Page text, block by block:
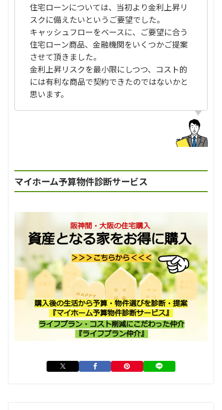
住宅ローンについては、当初より金利上昇リ
スクに備えたいというご要望でした。
キャッシュフローをベースに、ご要望に合う
住宅ローン商品、金融機関をいくつかご提案
させて頂きました。
金利上昇リスクを最小限にしつつ、コスト的
には有利な商品で契約できたのではないかと
思います。
マイホーム予算物件診断サービス